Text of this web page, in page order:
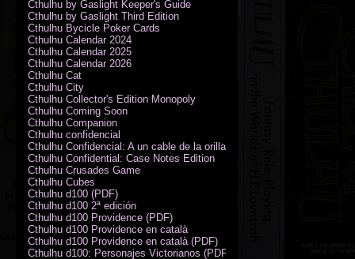
Cthulhu by Gaslight Keeper's Guide
Cthulhu by Gaslight Third Edition
Cthulhu Bycicle Poker Cards
Cthulhu Calendar 2024
Cthulhu Calendar 2025
Cthulhu Calendar 2026
Cthulhu Cat
Cthulhu City
Cthulhu Collector's Edition Monopoly
Cthulhu Coming Soon
Cthulhu Companion
Cthulhu confidencial
Cthulhu Confidencial: A un cable de la orilla (PDF)
Cthulhu Confidential: Case Notes Edition
Cthulhu Crusades Game
Cthulhu Cubes
Cthulhu d100 (PDF)
Cthulhu d100 2ª edición
Cthulhu d100 Providence (PDF)
Cthulhu d100 Providence en català
Cthulhu d100 Providence en català (PDF)
Cthulhu d100: Personajes Victorianos (PDF)